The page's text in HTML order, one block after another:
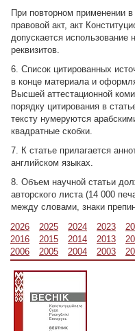
При повторном применении
правовой акт, акт
допускается использование
реквизитов.
6. Список цитированных
в конце материала и
Высшей аттестационной
порядку цитирования в
тексту нумеруются
квадратные скобки.
7. К статье прилагается
английском языках.
8. Объем научной статьи
авторского листа (14 000
между словами, знаки
2026
2025 2024 2023
2016
2015 2014 2013
2006
2005 2004 2003